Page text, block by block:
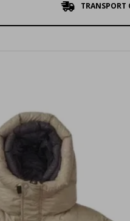
TRANSPORT